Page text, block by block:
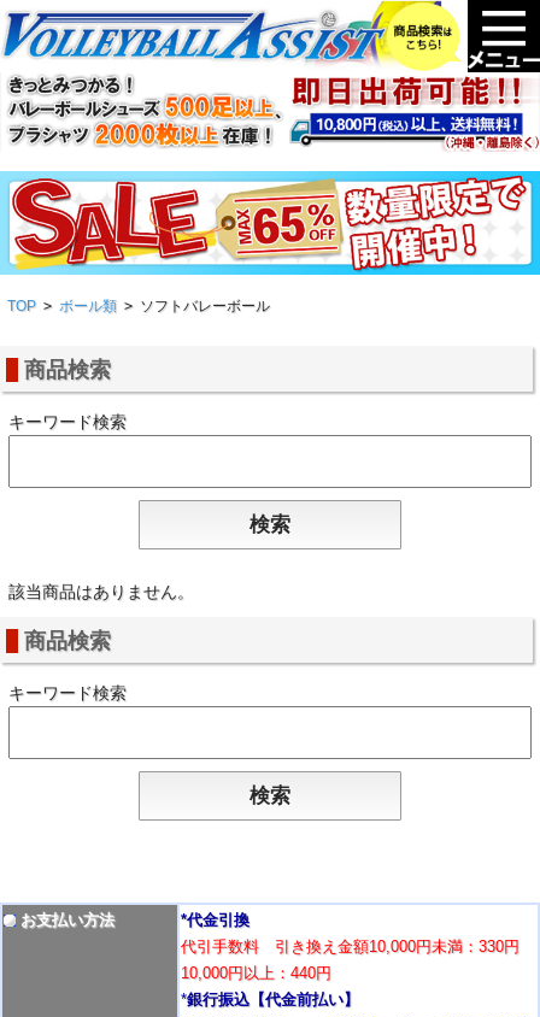
TOP > ボール類 > ソフトバレーボール
商品検索
キーワード検索
該当商品はありません。
商品検索
キーワード検索
お支払い方法
*代金引換
代引手数料 引き換え金額10,000円未満：330円
10,000円以上：440円
*銀行振込【代金前払い】